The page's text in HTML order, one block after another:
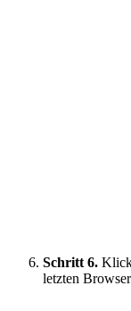
Schritt 6.
letzten